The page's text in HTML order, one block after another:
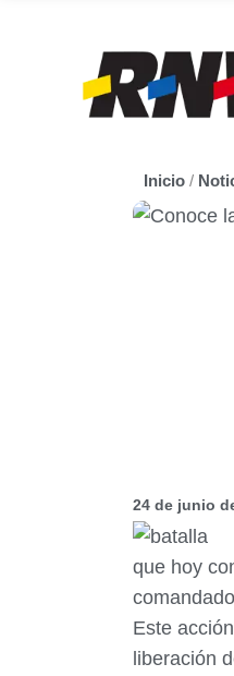
Inicio /
24 de junio
que hoy
Este
liberación